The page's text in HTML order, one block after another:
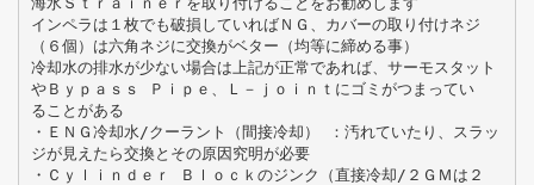
インペラは１枚でも破損していればＮＧ、カバーの取り付けネジ
（６個）は六角ネジに交換がベター（均等に締める事）
冷却水の排水が少ない場合は上記が正常であれば、サーモスタット
やＢｙｐａｓｓ Ｐｉｐｅ、Ｌ－ｊｏｉｎｔにゴミがつまってい
ることがある
・ＥＮＧ冷却水/クーラント（間接冷却） ：汚れていたり、スラッ
ジが見えたら交換とその原因究明が必要
・Ｃｙｌｉｎｄｅｒ Ｂｌｏｃｋのジンク（直接冷却/２ＧＭは２